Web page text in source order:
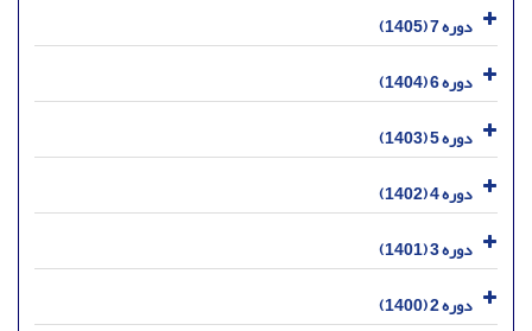
دوره 7 (1405)
دوره 6 (1404)
دوره 5 (1403)
دوره 4 (1402)
دوره 3 (1401)
دوره 2 (1400)